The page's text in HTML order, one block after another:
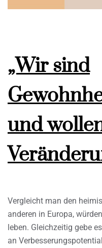
„Wir sind
und
Vergleicht man den
anderen in Europa,
leben. Gleichzeitig gebe
an